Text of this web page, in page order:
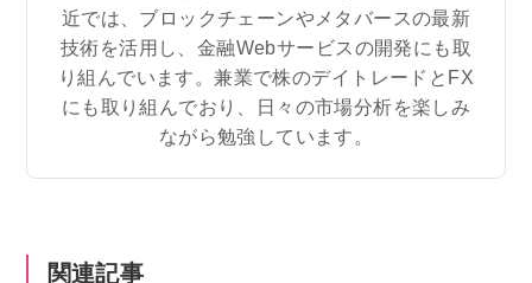
近では、ブロックチェーンやメタバースの最新
技術を活用し、金融Webサービスの開発にも取
り組んでいます。兼業で株のデイトレードとFX
にも取り組んでおり、日々の市場分析を楽しみ
ながら勉強しています。
関連記事